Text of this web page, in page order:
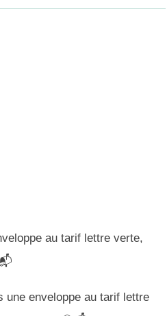
au tarif lettre verte,
enveloppe au tarif lettre